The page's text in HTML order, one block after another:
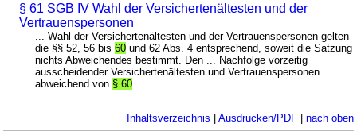
§ 61 SGB IV Wahl der Versichertenältesten und der
Vertrauenspersonen
... Wahl der Versichertenältesten und der Vertrauenspersonen gelten
die §§ 52, 56 bis60 und 62 Abs. 4 entsprechend, soweit die Satzung
nichts Abweichendes bestimmt. Den ... Nachfolge vorzeitig
ausscheidender Versichertenältesten und Vertrauenspersonen
abweichend von § 60
Inhaltsverzeichnis | Ausdrucken/PDF| nach oben